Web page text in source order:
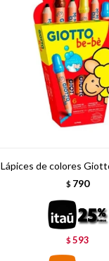
Lápices de colores
$ 790
$593